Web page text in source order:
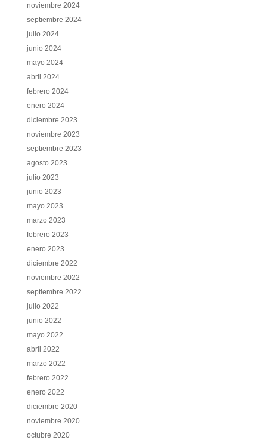
noviembre 2024
septiembre 2024
julio 2024
junio 2024
mayo 2024
abril 2024
febrero 2024
enero 2024
diciembre 2023
noviembre 2023
septiembre 2023
agosto 2023
julio 2023
junio 2023
mayo 2023
marzo 2023
febrero 2023
enero 2023
diciembre 2022
noviembre 2022
septiembre 2022
julio 2022
junio 2022
mayo 2022
abril 2022
marzo 2022
febrero 2022
enero 2022
diciembre 2020
noviembre 2020
octubre 2020